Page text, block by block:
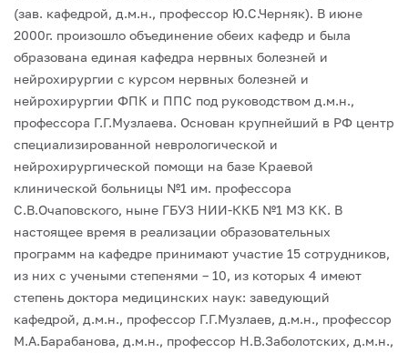
(зав. кафедрой, д.м.н., профессор Ю.С.Черняк). В июне
2000г. произошло объединение обеих кафедр и была
образована единая кафедра нервных болезней и
нейрохирургии с курсом нервных болезней и
нейрохирургии ФПК и ППС под руководством д.м.н.,
профессора Г.Г.Музлаева. Основан крупнейший в РФ центр
специализированной неврологической и
нейрохирургической помощи на базе Краевой
клинической больницы №1 им. профессора
С.В.Очаповского, ныне ГБУЗ НИИ-ККБ №1 МЗ КК. В
настоящее время в реализации образовательных
программ на кафедре принимают участие 15 сотрудников,
из них с учеными степенями – 10, из которых 4 имеют
степень доктора медицинских наук: заведующий
кафедрой, д.м.н., профессор Г.Г.Музлаев, д.м.н., профессор
М.А.Барабанова, д.м.н., профессор Н.В.Заболотских, д.м.н.,